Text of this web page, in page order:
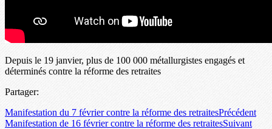
Depuis le 19 janvier, plus de 100 000 métallurgistes engagés et
déterminés contre la réforme des retraites
Partager:
Manifestation du 7 février contre la réforme des retraitesPrécédent
Manifestation de 16 février contre la réforme des retraitesSuivant